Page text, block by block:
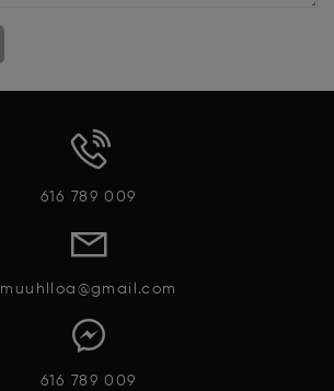
616 789 009
muuhlloa@gmail.com
616 789 009